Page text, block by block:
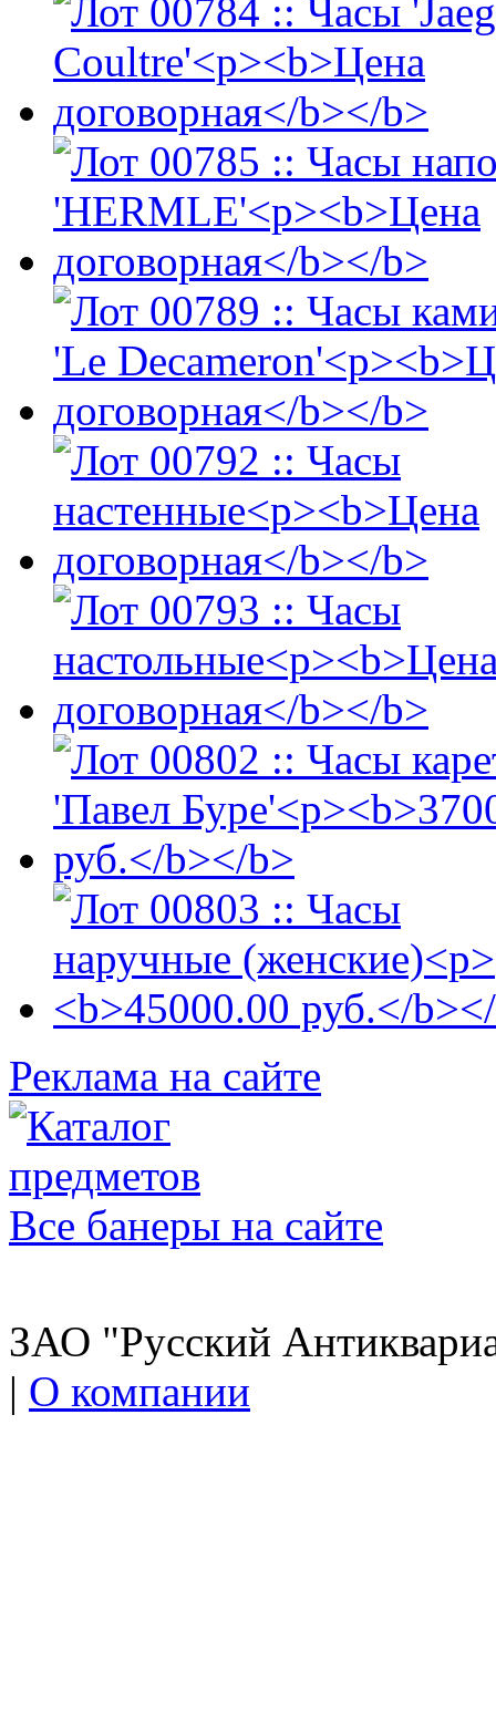
Реклама на сайте
Все банеры на сайте
ЗАО "Русский
| О компании